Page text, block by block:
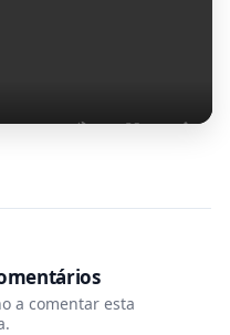
a comentar esta